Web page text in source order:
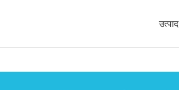
उत्पाद